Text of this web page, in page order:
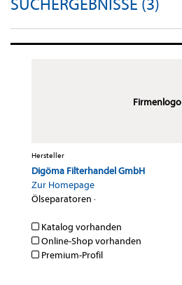
SUCHERGEBNISSE (3)
Firmenlogo
Hersteller
Digöma Filterhandel GmbH
Zur Homepage
Ölseparatoren ·
Katalog vorhanden
Online-Shop vorhanden
Premium-Profil